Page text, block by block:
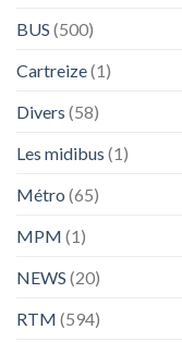
BUS (500)
Cartreize(1)
Divers (58)
Les midibus (1)
Métro (65)
MPM (1)
NEWS (20)
RTM (594)